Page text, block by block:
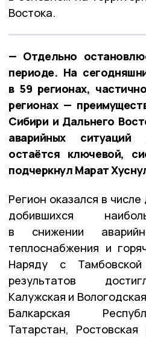
Востока.
— Отдельно
периоде. На
в 59 регионах,
регионах —
Сибири и Дальнего
аварийных
остаётся ключевой,
подчеркнул Марат
Регион оказался в
добившихся
в снижении
теплоснабжения и
Наряду с
результатов
Калужская и
Балкарская
Татарстан, Ростовская